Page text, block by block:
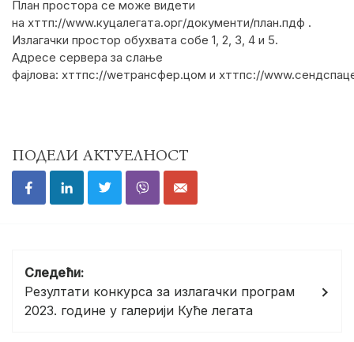
План простора се може видети
на хттп://www.куцалегата.орг/документи/план.пдф .
Излагачки простор обухвата собе 1, 2, 3, 4 и 5.
Адресе сервера за слање
фајлова: хттпс://wетрансфер.цом и хттпс://
ПОДЕЛИ АКТУЕЛНОСТ
чланка
Следећи:
Резултати конкурса за излагачки програм
2023. године у галерији Куће легата